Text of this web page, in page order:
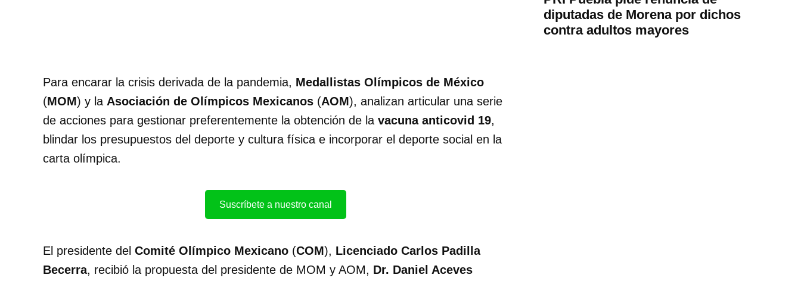
Para encarar la crisis derivada de la pandemia, Medallistas Olímpicos de México
(MOM) y la Asociación de Olímpicos Mexicanos (AOM), analizan articular una serie
de acciones para gestionar preferentemente la obtención de la vacuna anticovid 19,
blindar los presupuestos del deporte y cultura física e incorporar el deporte social en la
carta olímpica.
Suscríbete a nuestro canal
El presidente del Comité Olímpico Mexicano (COM), Licenciado Carlos Padilla
Becerra, recibió la propuesta del presidente de MOM y AOM, Dr. Daniel Aceves
diputadas de Morena por dichos
contra adultos mayores